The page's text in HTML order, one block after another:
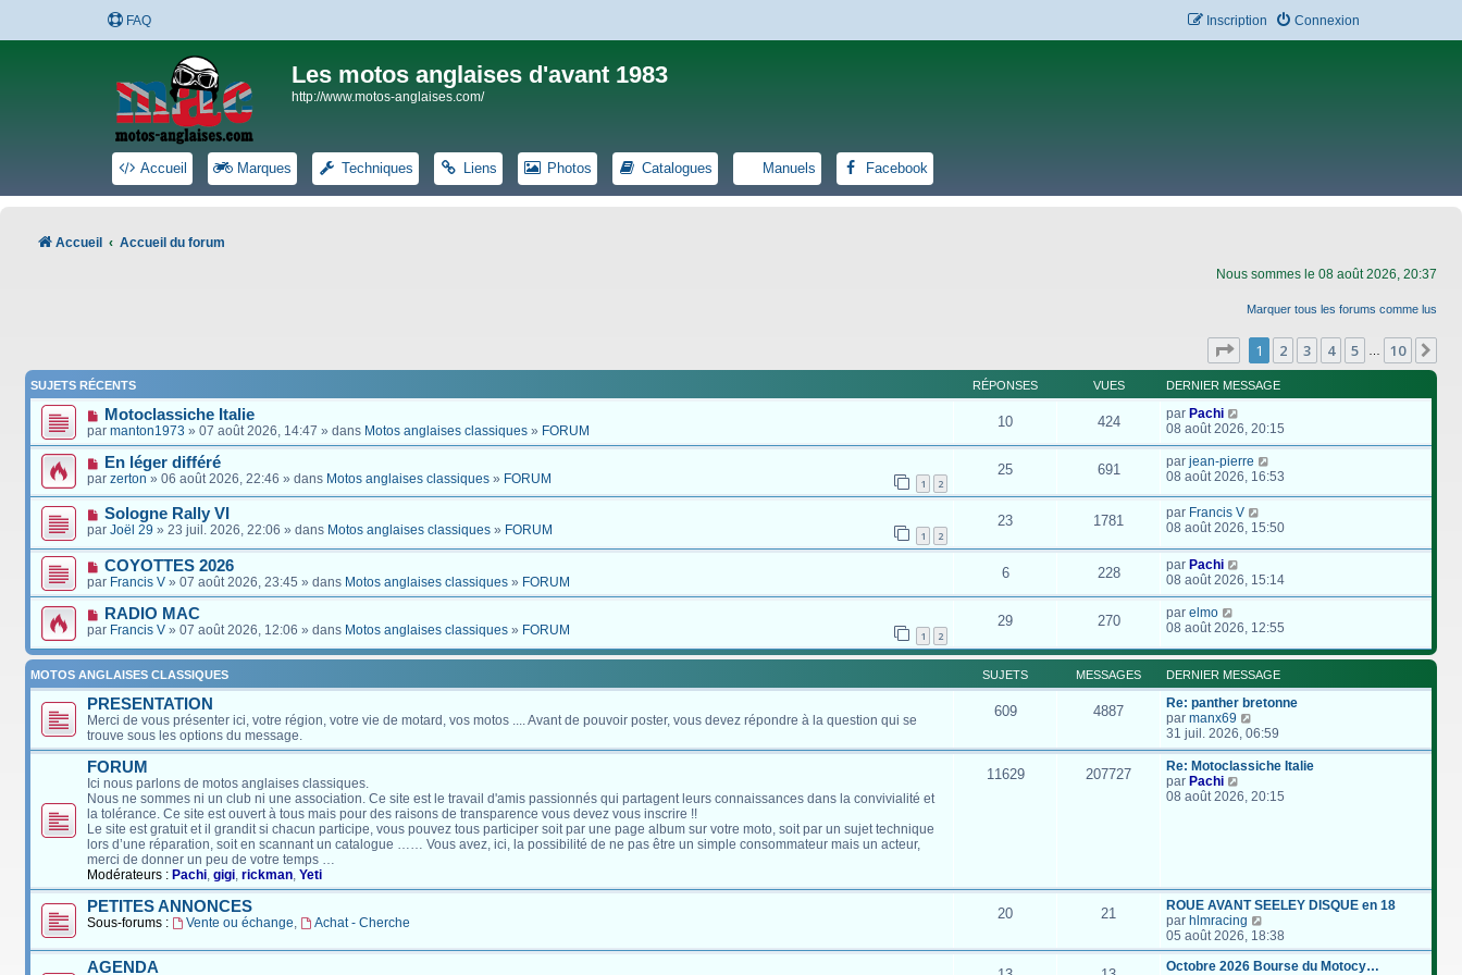
FAQ Connexion
Inscription
Les motos anglaises d'avant 1983
http://www.motos-anglaises.com/
Accueil Marques Techniques Liens Photos Catalogues Manuels Facebook
Accueil Accueil du forum
Nous sommes le 08 août 2026, 20:37
Marquer tous les forums comme lus
Page 1sur10
1 2 3 4 5 10
SUJETS RÉCENTS RÉPONSES VUES DERNIER MESSAGE
Motoclassiche Italie
par manton1973 » 07 août 2026, 14:47 » dans Motos anglaises classiques » FORUM
10 424 par Pachi
08 août 2026, 20:15
En léger différé
1 2
par zerton » 06 août 2026, 22:46 » dans Motos anglaises classiques » FORUM
25 691 par jean-pierre
08 août 2026, 16:53
Sologne Rally VI
1 2
par Joël 29 » 23 juil. 2026, 22:06 » dans Motos anglaises classiques » FORUM
23 1781 par Francis V
08 août 2026, 15:50
COYOTTES 2026
par Francis V » 07 août 2026, 23:45 » dans Motos anglaises classiques » FORUM
6 228 par Pachi
08 août 2026, 15:14
RADIO MAC
1 2
par Francis V » 07 août 2026, 12:06 » dans Motos anglaises classiques » FORUM
29 270 par elmo
08 août 2026, 12:55
MOTOS ANGLAISES CLASSIQUES SUJETS MESSAGES DERNIER MESSAGE
PRESENTATION
Merci de vous présenter ici, votre région, votre vie de motard, vos motos .... Avant de pouvoir poster, vous devez répondre à la question qui se
trouve sous les options du message.
609 4887
Re: panther bretonne
par manx69
o
n
s
l
e
r
n
e
31 juil. 2026, 06:59
FORUM
Ici nous parlons de motos anglaises classiques.
Nous ne sommes ni un club ni une association. Ce site est le travail d'amis passionnés qui partagent leurs connaissances dans la convivialité et
la tolérance. Ce site est ouvert à tous mais pour des raisons de transparence vous devez vous inscrire !!
Le site est gratuit et il grandit si chacun participe, vous pouvez tous participer soit par une page album sur votre moto, soit par un sujet technique
lors d’une réparation, soit en scannant un catalogue …… Vous avez, ici, la possibilité de ne pas être un simple consommateur mais un acteur,
merci de donner un peu de votre temps …
Modérateurs : Pachi, gigi, rickman, Yeti
11629 207727
Re: Motoclassiche Italie
par Pachi
o
e
r
l
e
d
e
08 août 2026, 20:15
PETITES ANNONCES
Sous-forums : Vente ou échange, Achat - Cherche
20 21
ROUE AVANT SEELEY DISQUE en 18
par hlmracing
o
n
s
05 août 2026, 18:38
AGENDA
Octobre 2026 Bourse du Motocy…